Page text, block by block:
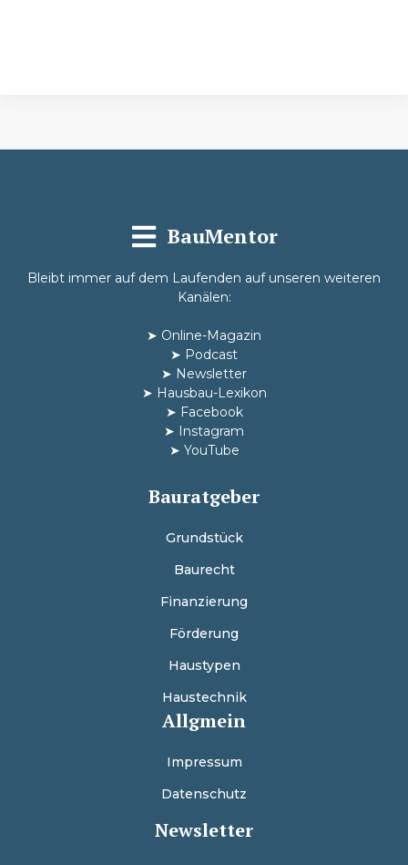
BauMentor
Bleibt immer auf dem Laufenden auf unseren weiteren
Kanälen:
➤ Online-Magazin
➤ Podcast
➤ Newsletter
➤ Hausbau-Lexikon
➤ Facebook
➤ Instagram
➤ YouTube
Bauratgeber
Grundstück
Baurecht
Finanzierung
Förderung
Haustypen
Haustechnik
Allgmein
Impressum
Datenschutz
Newsletter